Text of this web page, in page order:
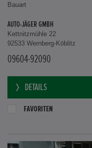
Bauart
AUTO-JÄGER GMBH
Kettnitzmühle 22
92533 Wernberg-Köblitz
09604-92090
DETAILS
FAVORITEN